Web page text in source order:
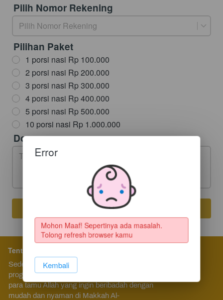
Pilih Nomor Rekening
Pilih Nomor Rekening
Pilihan Paket
1 porsi nasi Rp 100.000
2 porsi nasi Rp 200.000
3 porsi nasi Rp 300.000
4 porsi nasi Rp 400.000
5 porsi nasi Rp 500.000
10 porsi nasi Rp 1.000.000
Doa
Saya Mau Sedekah!
Tentang Kami
Sedekah Mushaf Baitullah merupakan
program berbagi Mushaf Al-Quran kepada
para tamu Allah yang ingin beribadah dengan
mudah dan nyaman di Makkah Al-
Error
Mohon Maaf! Sepertinya ada masalah.
Tolong refresh browser kamu
`Kembali